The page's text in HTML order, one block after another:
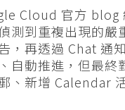
Cloud 官方 blog
測到重複出現的
，再透過 Chat 通
自動推進，但最
、新增 Calendar